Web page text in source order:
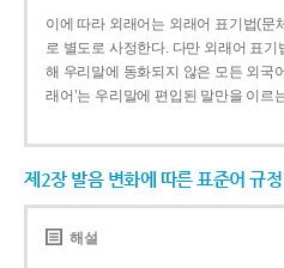
이에 따라 외래어는 외래어 표기법(
로 별도로 사정한다. 다만 외래어 표기
해 우리말에 동화되지 않은 모든 외국
래어’는 우리말에 편입된 말만을 이르
제2장 발음 변화에 따른 표준어 규정
해설